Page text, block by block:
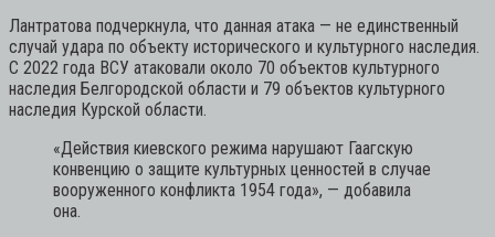
Лантратова подчеркнула, что данная атака — не единственный
случай удара по объекту исторического и культурного наследия.
С 2022 года ВСУ атаковали около 70 объектов культурного
наследия Белгородской области и 79 объектов культурного
наследия Курской области.
«Действия киевского режима нарушают Гаагскую
конвенцию о защите культурных ценностей в случае
вооруженного конфликта 1954 года», — добавила
она.